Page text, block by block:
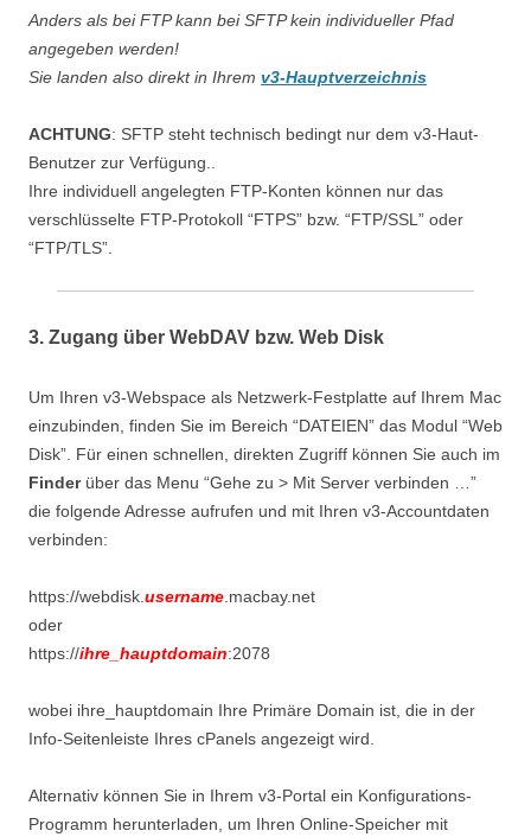
Anders als bei FTP kann bei SFTP kein individueller Pfad
angegeben werden!
Sie landen also direkt in Ihrem v3-Hauptverzeichnis
ACHTUNG: SFTP steht technisch bedingt nur dem v3-Haut-
Benutzer zur Verfügung..
Ihre individuell angelegten FTP-Konten können nur das
verschlüsselte FTP-Protokoll “FTPS” bzw. “FTP/SSL” oder
“FTP/TLS”.
3. Zugang über WebDAV bzw. Web Disk
Um Ihren v3-Webspace als Netzwerk-Festplatte auf Ihrem Mac
einzubinden, finden Sie im Bereich “DATEIEN” das Modul “Web
Disk”. Für einen schnellen, direkten Zugriff können Sie auch im
Finderüber das Menu “Gehe zu > Mit Server verbinden …”
die folgende Adresse aufrufen und mit Ihren v3-Accountdaten
verbinden:
https://webdisk. username .macbay.net
oder
https://ihre_hauptdomain:2078
wobei ihre_hauptdomain Ihre Primäre Domain ist, die in der
Info-Seitenleiste Ihres cPanels angezeigt wird.
Alternativ können Sie in Ihrem v3-Portal ein Konfigurations-
Programm herunterladen, um Ihren Online-Speicher mit